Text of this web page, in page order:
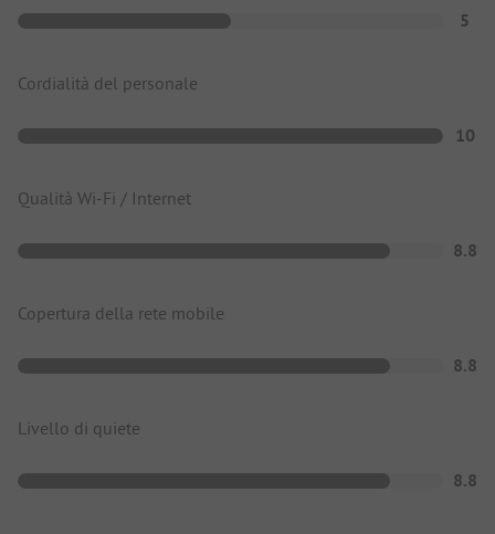
5
Cordialità del personale
10
Qualità Wi-Fi / Internet
8.8
Copertura della rete mobile
8.8
Livello di quiete
8.8